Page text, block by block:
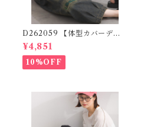
D262059 【体型カバーデニ
ムシリーズ】 パッチワークロ
ゴデニムパンツ / Patchwork
Logo Denim Pants
¥4,851
10%OFF